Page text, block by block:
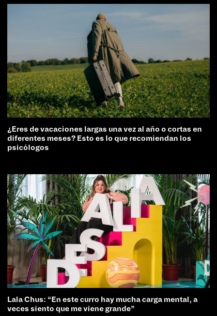
¿Eres de vacaciones largas una vez al año o cortas en
diferentes meses? Esto es lo que recomiendan los
psicólogos
Lala Chus: “En este curro hay mucha carga mental, a
veces siento que me viene grande”